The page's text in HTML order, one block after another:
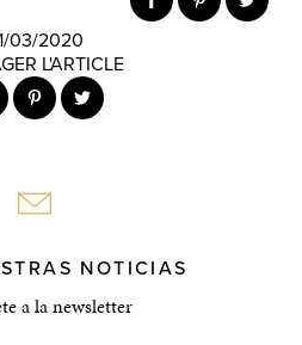
03/2020
L'ARTICLE
NOTICIAS
a la newsletter